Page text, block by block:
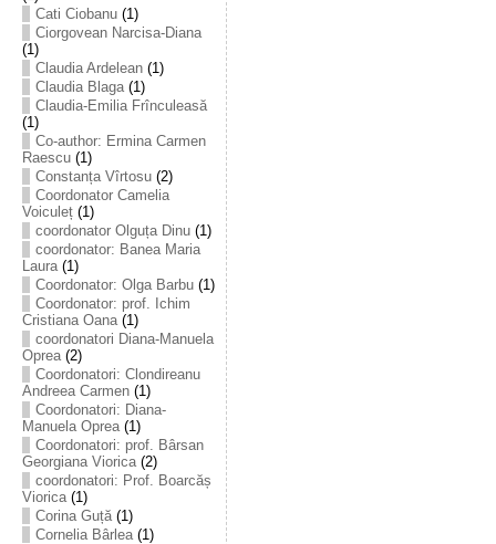
Cati Ciobanu(1)
Ciorgovean Narcisa-Diana
(1)
Claudia Ardelean(1)
Claudia Blaga(1)
Claudia-Emilia Frînculeasă
(1)
Co-author: Ermina Carmen
Raescu(1)
Constanța Vîrtosu(2)
Coordonator Camelia
Voiculeț(1)
coordonator Olguța Dinu(1)
coordonator: Banea Maria
Laura(1)
Coordonator: Olga Barbu(1)
Coordonator: prof. Ichim
Cristiana Oana(1)
coordonatori Diana-Manuela
Oprea(2)
Coordonatori: Clondireanu
Andreea Carmen(1)
Coordonatori: Diana-
Manuela Oprea(1)
Coordonatori: prof. Bârsan
Georgiana Viorica(2)
coordonatori: Prof. Boarcăș
Viorica(1)
Corina Guță(1)
Cornelia Bârlea(1)